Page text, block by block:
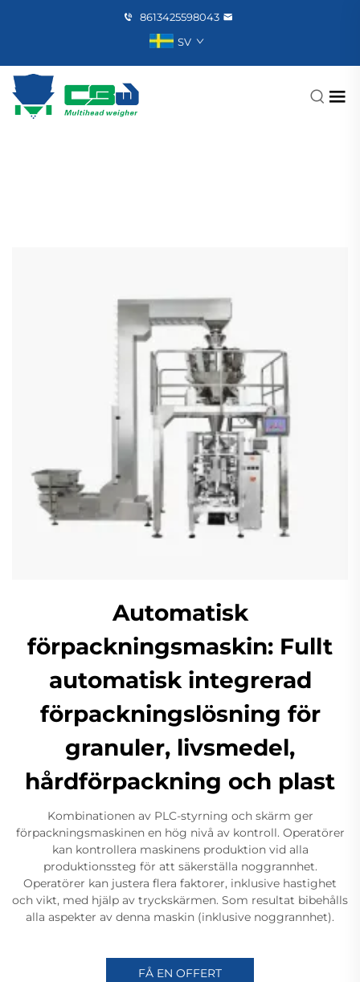
8613425598043
SV
Automatisk
förpackningsmaskin: Fullt
automatisk integrerad
förpackningslösning för
granuler, livsmedel,
hårdförpackning och plast
Kombinationen av PLC-styrning och skärm ger
förpackningsmaskinen en hög nivå av kontroll. Operatörer
kan kontrollera maskinens produktion vid alla
produktionssteg för att säkerställa noggrannhet.
Operatörer kan justera flera faktorer, inklusive hastighet
och vikt, med hjälp av tryckskärmen. Som resultat bibehålls
alla aspekter av denna maskin (inklusive noggrannhet).
FÅ EN OFFERT